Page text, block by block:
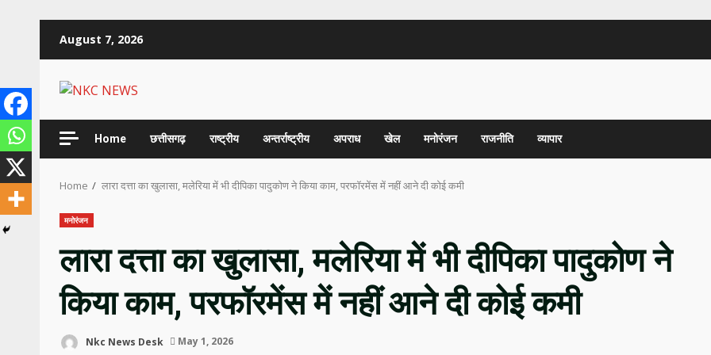
August 7, 2026
Home छत्तीसगढ़ राष्ट्रीय अन्तर्राष्ट्रीय अपराध खेल मनोरंजन राजनीति व्यापार
Home लारा दत्ता का खुलासा, मलेरिया में भी दीपिका पादुकोण ने किया काम, परफॉरमेंस में नहीं आने दी कोई कमी
मनोरंजन
लारा दत्ता का खुलासा, मलेरिया में भी दीपिका पादुकोण ने
किया काम, परफॉरमेंस में नहीं आने दी कोई कमी
Nkc News Desk May 1, 2026